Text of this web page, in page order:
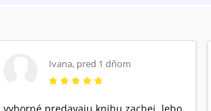
Ivana, pred 1 dňom